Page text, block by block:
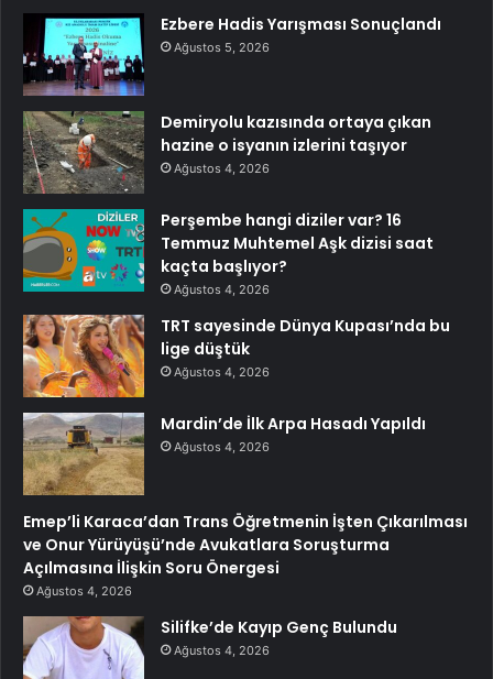
Ezbere Hadis Yarışması Sonuçlandı
Ağustos 5, 2026
Demiryolu kazısında ortaya çıkan
hazine o isyanın izlerini taşıyor
Ağustos 4, 2026
Perşembe hangi diziler var? 16
Temmuz Muhtemel Aşk dizisi saat
kaçta başlıyor?
Ağustos 4, 2026
TRT sayesinde Dünya Kupası’nda bu
lige düştük
Ağustos 4, 2026
Mardin’de İlk Arpa Hasadı Yapıldı
Ağustos 4, 2026
Emep’li Karaca’dan Trans Öğretmenin İşten Çıkarılması
ve Onur Yürüyüşü’nde Avukatlara Soruşturma
Açılmasına İlişkin Soru Önergesi
Ağustos 4, 2026
Silifke’de Kayıp Genç Bulundu
Ağustos 4, 2026